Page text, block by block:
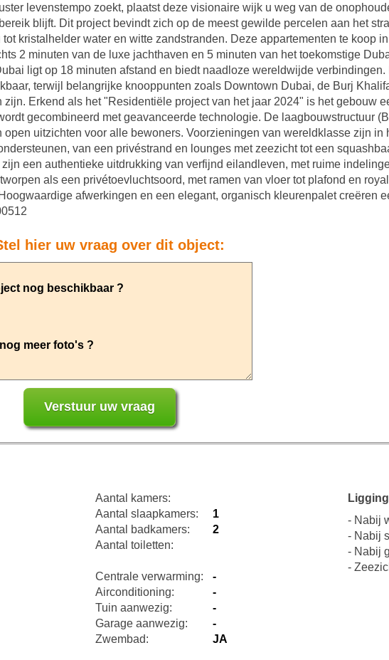
levenstempo zoekt, plaatst deze visionaire wijk u weg van de
blijft. Dit project bevindt zich op de meest gewilde percelen aan het
kristalhelder water en witte zandstranden. Deze appartementen te koop
2 minuten van de luxe jachthaven en 5 minuten van het toekomstige
ligt op 18 minuten afstand en biedt naadloze wereldwijde verbindingen.
terwijl belangrijke knooppunten zoals Downtown Dubai, de Burj
Erkend als het "Residentiële project van het jaar 2024" is het gebouw
gecombineerd met geavanceerde technologie. De laagbouwstructuur
uitzichten voor alle bewoners. Voorzieningen van wereldklasse zijn in
van een privéstrand en lounges met zeezicht tot een
een authentieke uitdrukking van verfijnd eilandleven, met ruime
als een privétoevluchtsoord, met ramen van vloer tot plafond en
afwerkingen en een elegant, organisch kleurenpalet creëren
hier uw vraag over dit object:
Aantal kamers:
Aantal slaapkamers:
1
Aantal badkamers:
2
Aantal toiletten:
Centrale verwarming:
-
Airconditioning:
-
Tuin aanwezig:
-
Garage aanwezig:
-
Zwembad:
JA
- Nabij
- Nabij
- Nabij
-